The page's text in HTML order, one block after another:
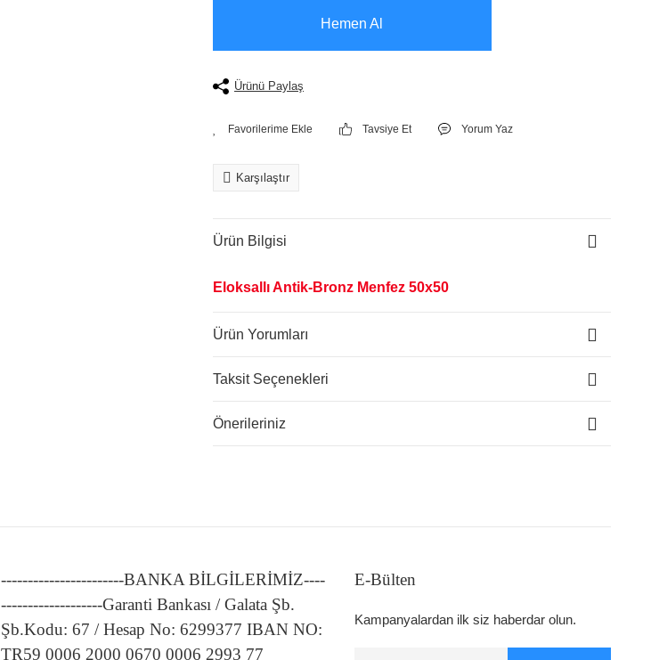
Hemen Al
Ürünü Paylaş
Tavsiye Et Yorum Yaz
Karşılaştır
Ürün Bilgisi
Eloksallı Antik-Bronz Menfez 50x50
Ürün Yorumları
Taksit Seçenekleri
Önerileriniz
-----------------------BANKA BİLGİLERİMİZ----
-------------------Garanti Bankası / Galata Şb.
Şb.Kodu: 67 / Hesap No: 6299377 IBAN NO:
TR59 0006 2000 0670 0006 2993 77
E-Bülten
Kampanyalardan ilk siz haberdar olun.